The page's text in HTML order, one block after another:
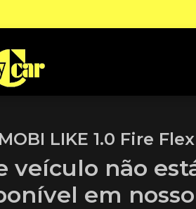
LIKE 1.0 Fire
veículo não
em